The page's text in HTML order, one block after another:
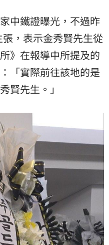
中鐵證曝光，不過昨
，表示金秀賢先生從
》在報導中所提及的
「實際前往該地的是
賢先生。」